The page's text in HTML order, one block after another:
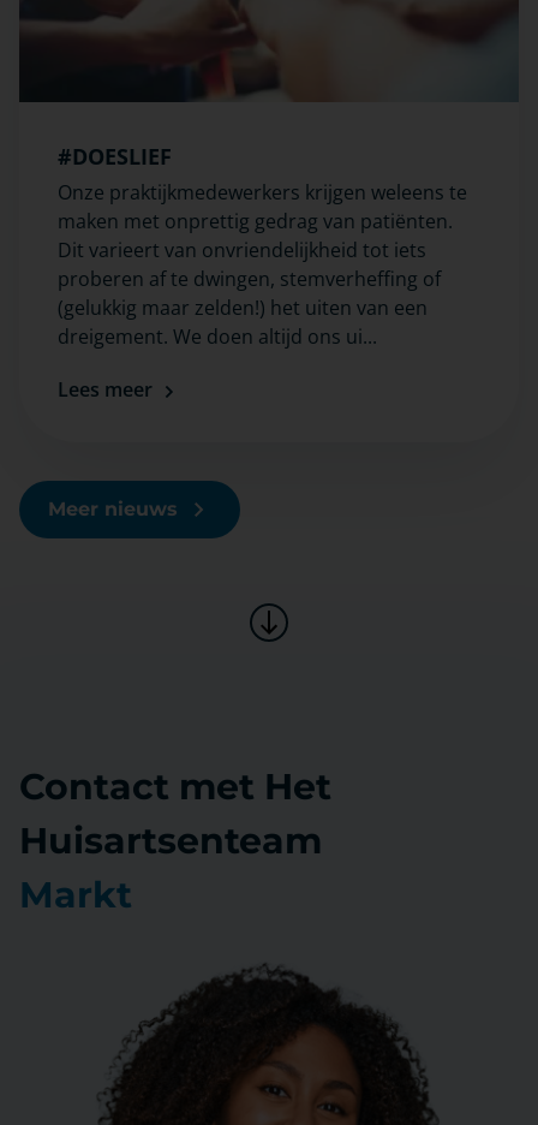
#DOESLIEF
Onze praktijkmedewerkers krijgen weleens te
maken met onprettig gedrag van patiënten.
Dit varieert van onvriendelijkheid tot iets
proberen af te dwingen, stemverheffing of
(gelukkig maar zelden!) het uiten van een
dreigement. We doen altijd ons ui...
Lees meer
Meer nieuws
Contact met Het
Huisartsenteam
Markt